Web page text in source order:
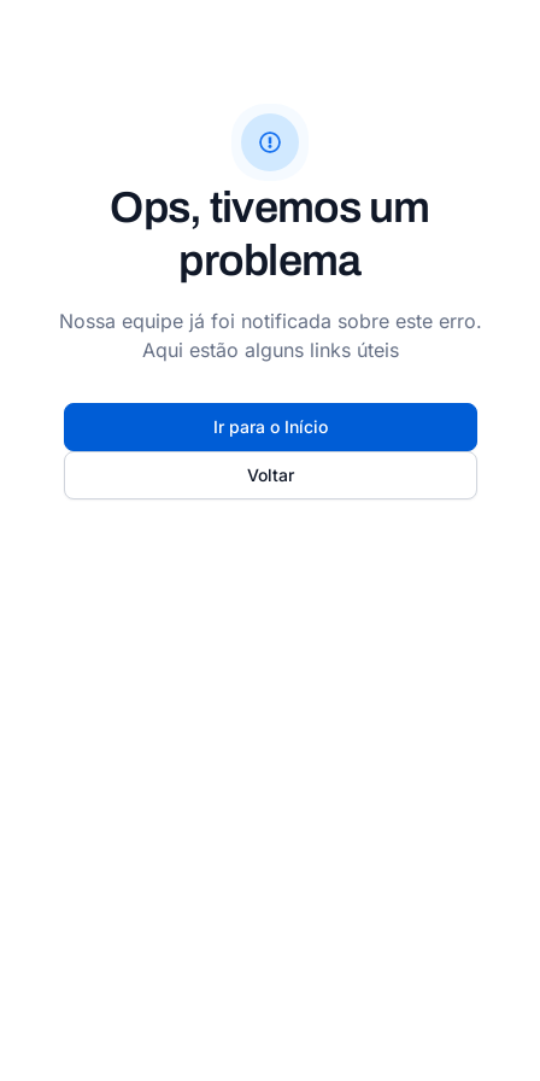
Ops, tivemos um
problema
Nossa equipe já foi notificada sobre este erro.
Aqui estão alguns links úteis
Ir para o Início
Voltar